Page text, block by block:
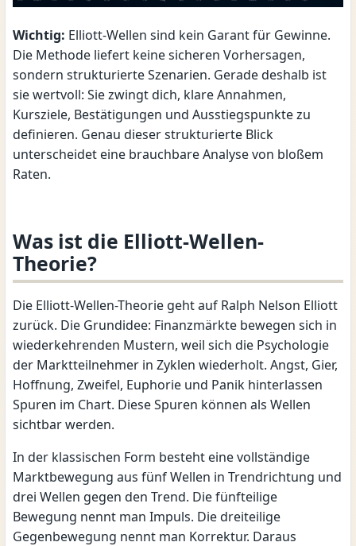
Wichtig: Elliott-Wellen sind kein Garant für Gewinne.
Die Methode liefert keine sicheren Vorhersagen,
sondern strukturierte Szenarien. Gerade deshalb ist
sie wertvoll: Sie zwingt dich, klare Annahmen,
Kursziele, Bestätigungen und Ausstiegspunkte zu
definieren. Genau dieser strukturierte Blick
unterscheidet eine brauchbare Analyse von bloßem
Raten.
Was ist die Elliott-Wellen-
Theorie?
Die Elliott-Wellen-Theorie geht auf Ralph Nelson Elliott
zurück. Die Grundidee: Finanzmärkte bewegen sich in
wiederkehrenden Mustern, weil sich die Psychologie
der Marktteilnehmer in Zyklen wiederholt. Angst, Gier,
Hoffnung, Zweifel, Euphorie und Panik hinterlassen
Spuren im Chart. Diese Spuren können als Wellen
sichtbar werden.
In der klassischen Form besteht eine vollständige
Marktbewegung aus fünf Wellen in Trendrichtung und
drei Wellen gegen den Trend. Die fünfteilige
Bewegung nennt man Impuls. Die dreiteilige
Gegenbewegung nennt man Korrektur. Daraus